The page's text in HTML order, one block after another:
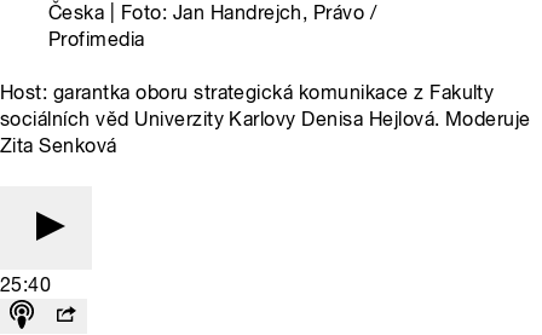
Česka | Foto: Jan Handrejch, Právo /
Profimedia
Host: garantka oboru strategická komunikace z Fakulty
sociálních věd Univerzity Karlovy Denisa Hejlová. Moderuje
Zita Senková
25:40